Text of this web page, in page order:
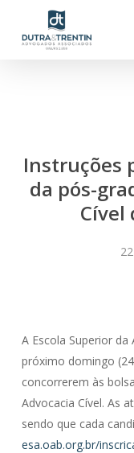
Instruções
da pós-
Cível
A Escola Superior da
próximo domingo
concorrerem às
Advocacia Cível. As
sendo que cada
esa.oab.org.br/